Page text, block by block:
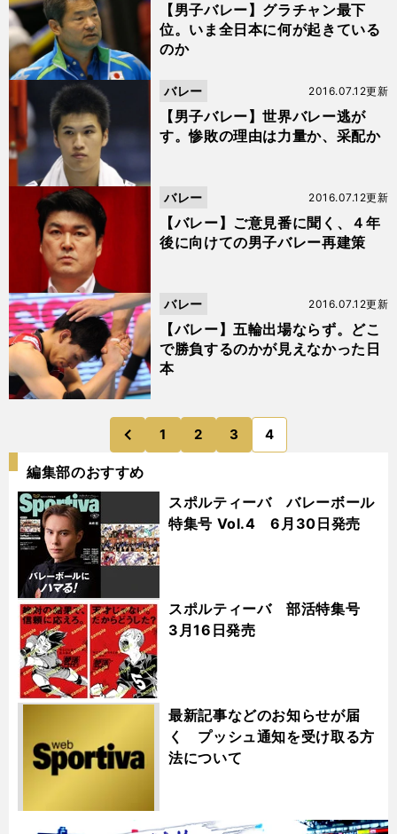
【男子バレー】グラチャン最下
位。いま全日本に何が起きている
のか
【男子バレー】世界バレー逃が
す。惨敗の理由は力量か、采配か
2016.07.12更新
バレー
【バレー】ご意見番に聞く、４年
後に向けての男子バレー再建策
2016.07.12更新
バレー
【バレー】五輪出場ならず。どこ
で勝負するのかが見えなかった日
本
2016.07.12更新
バレー
前
のページへ
1 2 3 4
編集部のおすすめ
スポルティーバ バレーボール
特集号 Vol.4 6月30日発売
スポルティーバ 部活特集号
3月16日発売
最新記事などのお知らせが届
く プッシュ通知を受け取る方
法について